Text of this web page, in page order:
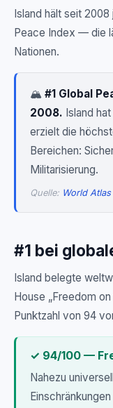
Island hält seit
Peace Index — die
Nationen.
🏔️ #1 Global
2008. Island
erzielt die
Bereichen:
Militarisierung.
Quelle: World
#1 bei
Island belegte
House „Freedom
Punktzahl von 94
✓ 94/100 —
Nahezu